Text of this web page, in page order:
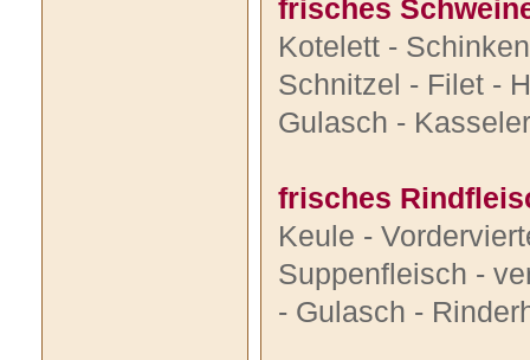
frisches
Kotelett -
Schnitzel - Filet -
Gulasch -
frisches
Keule -
Suppenfleisch -
- Gulasch -